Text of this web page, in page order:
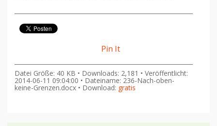
Pin It
Datei Größe: 40 KB • Downloads: 2,181 • Veröffentlicht:
2014-06-11 09:04:00 • Dateiname: 236-Nach-oben-
keine-Grenzen.docx • Download: gratis